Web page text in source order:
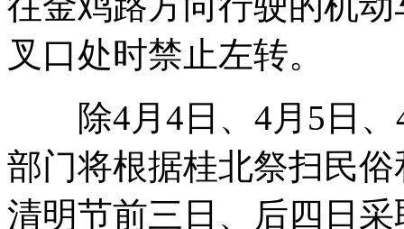
叉口处时禁止左转。
除4月4日、4月5日、
部门将根据桂北祭扫民
清明节前三日、后四日